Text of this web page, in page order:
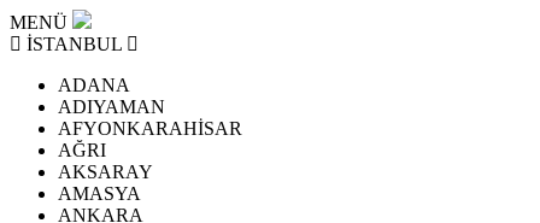
MENÜ
İSTANBUL
ADANA
ADIYAMAN
AFYONKARAHİSAR
AĞRI
AKSARAY
AMASYA
ANKARA